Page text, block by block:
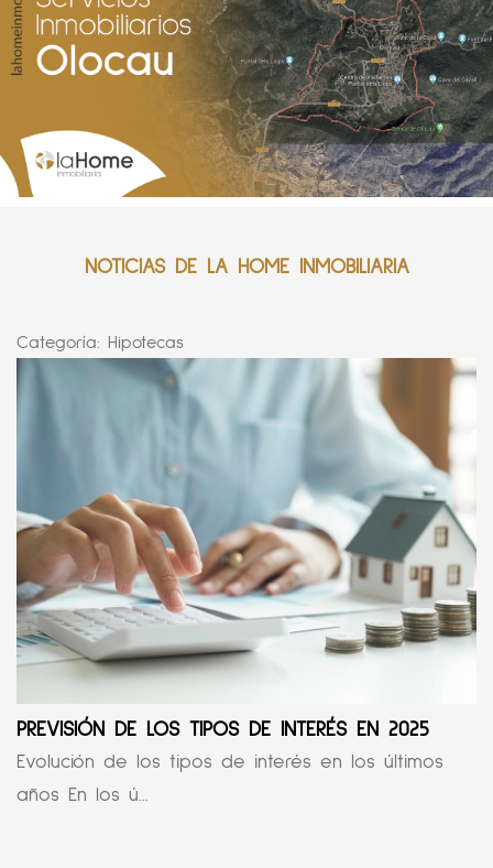
NOTICIAS DE LA HOME INMOBILIARIA
Categoría: Hipotecas
PREVISIÓN DE LOS TIPOS DE INTERÉS EN 2025
Evolución de los tipos de interés en los últimos
años En los ú...